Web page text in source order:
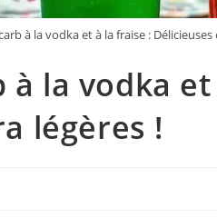
à la vodka et à la fraise :
à la vodka
légères !